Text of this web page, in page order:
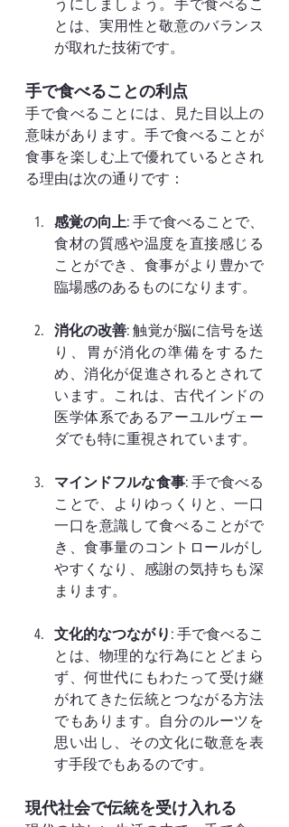
うにしましょう。手で食べるこ
とは、実用性と敬意のバランス
が取れた技術です。
手で食べることの利点
手で食べることには、見た目以上の
意味があります。手で食べることが
食事を楽しむ上で優れているとされ
る理由は次の通りです：
感覚の向上: 手で食べることで、
食材の質感や温度を直接感じる
ことができ、食事がより豊かで
臨場感のあるものになります。
消化の改善: 触覚が脳に信号を送
り、胃が消化の準備をするた
め、消化が促進されるとされて
います。これは、古代インドの
医学体系であるアーユルヴェー
ダでも特に重視されています。
マインドフルな食事: 手で食べる
ことで、よりゆっくりと、一口
一口を意識して食べることがで
き、食事量のコントロールがし
やすくなり、感謝の気持ちも深
まります。
文化的なつながり : 手で食べるこ
とは、物理的な行為にとどまら
ず、何世代にもわたって受け継
がれてきた伝統とつながる方法
でもあります。自分のルーツを
思い出し、その文化に敬意を表
す手段でもあるのです。
現代社会で伝統を受け入れる